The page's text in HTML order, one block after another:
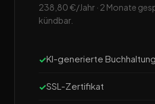
238,80 €/Jahr · 2 Monate
kündbar.
KI-generierte
SSL-Zertifikat